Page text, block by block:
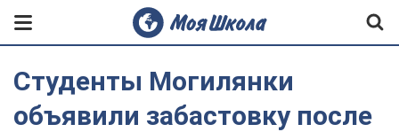
Студенты Могилянки
объявили забастовку после